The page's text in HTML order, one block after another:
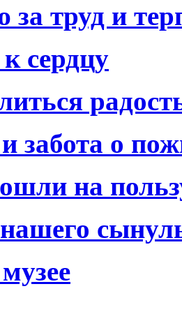
за труд и
сердцу
забота о
на